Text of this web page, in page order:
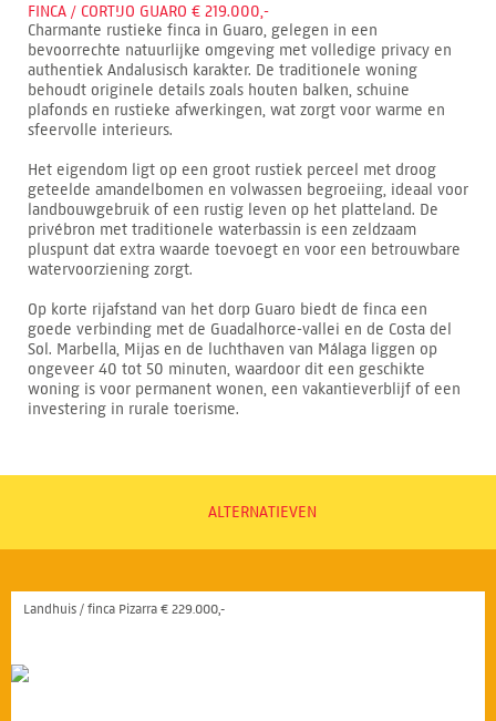
FINCA / CORTIJO GUARO € 219.000,-
Charmante rustieke finca in Guaro, gelegen in een
bevoorrechte natuurlijke omgeving met volledige privacy en
authentiek Andalusisch karakter. De traditionele woning
behoudt originele details zoals houten balken, schuine
plafonds en rustieke afwerkingen, wat zorgt voor warme en
sfeervolle interieurs.
Het eigendom ligt op een groot rustiek perceel met droog
geteelde amandelbomen en volwassen begroeiing, ideaal voor
landbouwgebruik of een rustig leven op het platteland. De
privébron met traditionele waterbassin is een zeldzaam
pluspunt dat extra waarde toevoegt en voor een betrouwbare
watervoorziening zorgt.
Op korte rijafstand van het dorp Guaro biedt de finca een
goede verbinding met de Guadalhorce-vallei en de Costa del
Sol. Marbella, Mijas en de luchthaven van Málaga liggen op
ongeveer 40 tot 50 minuten, waardoor dit een geschikte
woning is voor permanent wonen, een vakantieverblijf of een
investering in rurale toerisme.
ALTERNATIEVEN
Landhuis / finca Pizarra € 229.000,-